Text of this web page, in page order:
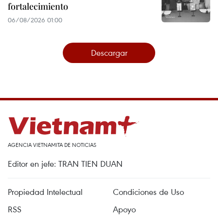
fortalecimiento
06/08/2026 01:00
Descargar
AGENCIA VIETNAMITA DE NOTICIAS
Editor en jefe: TRAN TIEN DUAN
Propiedad Intelectual
Condiciones de Uso
RSS
Apoyo